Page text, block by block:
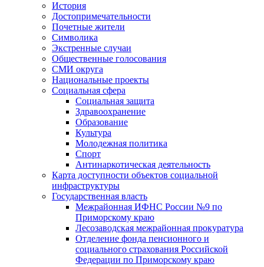
История
Достопримечательности
Почетные жители
Символика
Экстренные случаи
Общественные голосования
СМИ округа
Национальные проекты
Социальная сфера
Социальная защита
Здравоохранение
Образование
Культура
Молодежная политика
Спорт
Антинаркотическая деятельность
Карта доступности объектов социальной
инфраструктуры
Государственная власть
Межрайонная ИФНС России №9 по
Приморскому краю
Лесозаводская межрайонная прокуратура
Отделение фонда пенсионного и
социального страхования Российской
Федерации по Приморскому краю